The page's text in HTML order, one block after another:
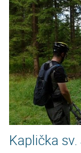
Kaplička